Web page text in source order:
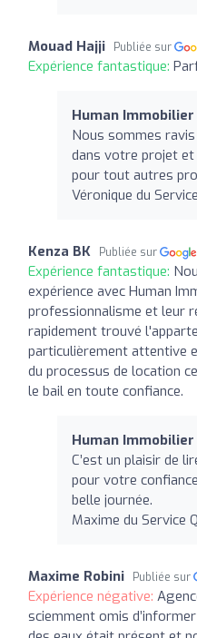
Mouad Hajji Publiée sur
Expérience fantastique:
Human
Nous sommes
dans votre projet
pour tout autres
Véronique du
Kenza BK Publiée sur
Expérience fantastique:
expérience avec Human
professionnalisme et leur
rapidement trouvé
particulièrement attentive
du processus de location
le bail en toute confiance.
Human
C’est un plaisir de
pour votre
belle journée.
Maxime du Service
Maxime Robini Publiée sur
Expérience négative:
sciemment omis